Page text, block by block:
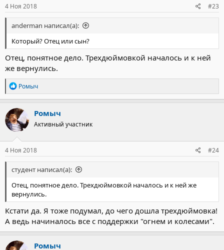
4 Ноя 2018 #23
anderman написал(а):
Который? Отец или сын?
Отец, понятное дело. Трехдюймовкой началось и к ней
же вернулись.
Р
е
а
к
ц
и
и
:
Ромыч
Ромыч
Активный участник
4 Ноя 2018 #24
студент написал(а):
Отец, понятное дело. Трехдюймовкой началось и к ней же
вернулись.
Кстати да. Я тоже подумал, до чего дошла трехдюймовка!
А ведь начиналось все с поддержки "огнем и колесами".
Ромыч